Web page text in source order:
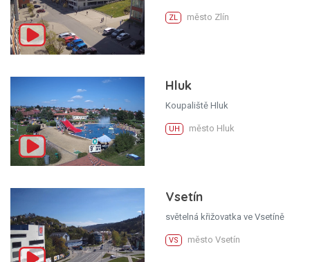
ZL město Zlín
Hluk
Koupaliště Hluk
UH město Hluk
Vsetín
světelná křižovatka ve Vsetíně
VS město Vsetín